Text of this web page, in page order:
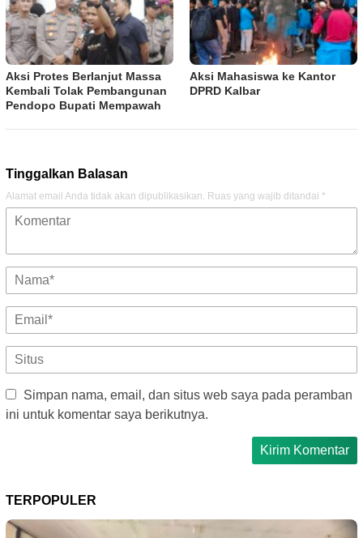
Aksi Protes Berlanjut Massa
Kembali Tolak Pembangunan
Pendopo Bupati Mempawah
Aksi Mahasiswa ke Kantor
DPRD Kalbar
Tinggalkan Balasan
Alamat email Anda tidak akan dipublikasikan. Ruas yang wajib ditandai *
Simpan nama, email, dan situs web saya pada peramban
ini untuk komentar saya berikutnya.
TERPOPULER